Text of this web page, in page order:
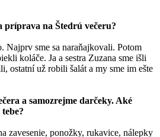
príprava na Štedrú večeru?
Najprv sme sa naraňajkovali. Potom
koláče. Ja a sestra Zuzana sme išli
ostatní už robili šalát a my sme im ešte
a samozrejme darčeky. Aké
zavesenie, ponožky, rukavice, nálepky